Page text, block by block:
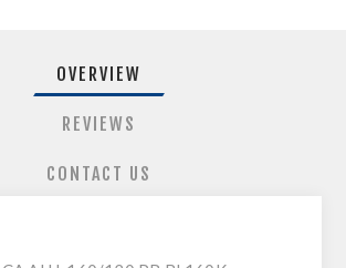
OVERVIEW
REVIEWS
CONTACT US